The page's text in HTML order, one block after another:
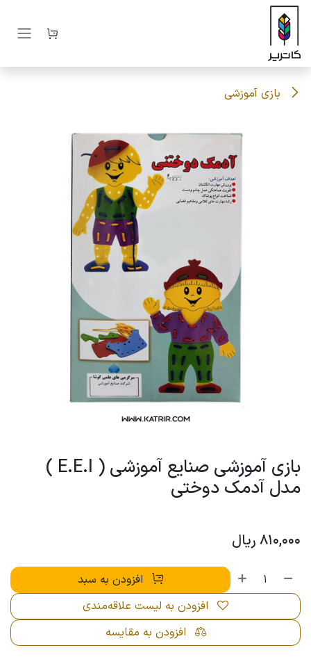
صرف نظر و مشاهده محتوا
بازی آموزشی
بازی آموزشی صنایع آموزشی ( E.E.I )
مدل آدمک دوختی
810,000 ریال
افزودن به سبد
افزودن به مقایسه
افزودن به لیست علاقه‌مندی